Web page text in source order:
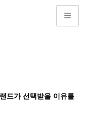
드가 선택받을 이유를